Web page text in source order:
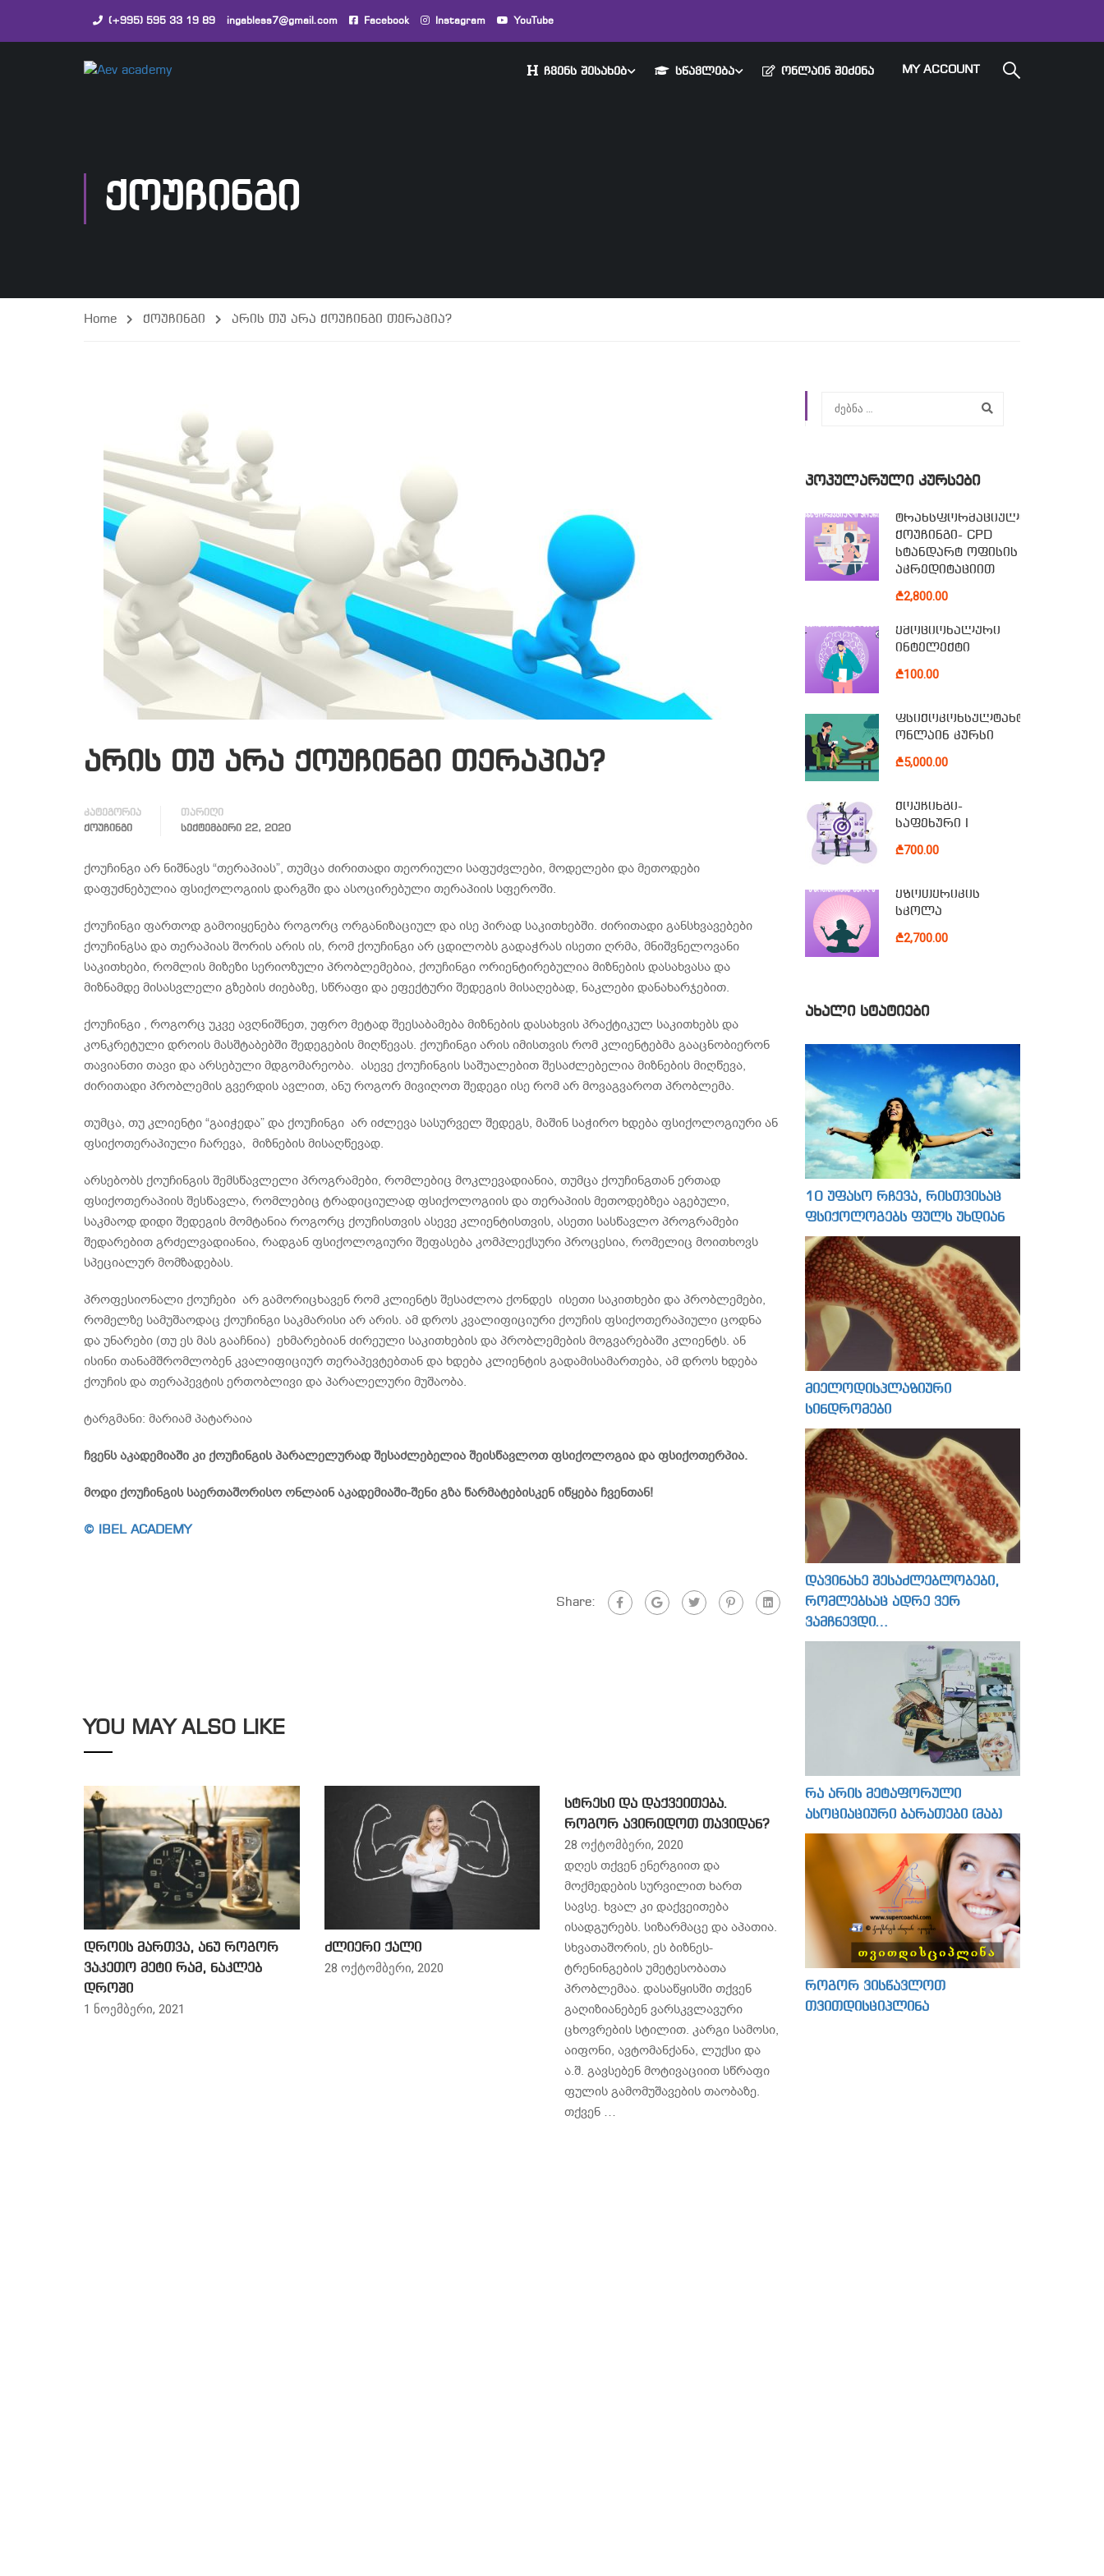
(+995) 595 33 19 89 ingabless7@gmail.com Facebook Instagram YouTube
ᲩᲕᲔᲜᲡ ᲨᲔᲡᲐᲮᲔᲑ ᲡᲬᲐᲕᲚᲔᲑᲐ ᲝᲜᲚᲐᲘᲜ ᲨᲔᲫᲔᲜᲐ MY ACCOUNT
ᲥᲝᲣᲩᲘᲜᲒᲘ
Home ქოუჩინგი არის თუ არა ქოუჩინგი თერაპია?
არის თუ არა ქოუჩინგი თერაპია?
კატეგორია
ᲥᲝᲣᲩᲘᲜᲒᲘ
თარიღი
ᲡᲔᲥᲢᲔᲛᲑᲔᲠᲘ 22, 2020
ქოუჩინგი არ ნიშნავს “თერაპიას”, თუმცა ძირითადი თეორიული საფუძვლები, მოდელები და მეთოდები
დაფუძნებულია ფსიქოლოგიის დარგში და ასოცირებული თერაპიის სფეროში.
ქოუჩინგი ფართოდ გამოიყენება როგორც ორგანიზაციულ და ისე პირად საკითხებში. ძირითადი განსხვავებები
ქოუჩინგსა და თერაპიას შორის არის ის, რომ ქოუჩინგი არ ცდილობს გადაჭრას ისეთი ღრმა, მნიშვნელოვანი
საკითხები, რომლის მიზეზი სერიოზული პრობლემებია, ქოუჩინგი ორიენტირებულია მიზნების დასახვასა და
მიზნამდე მისასვლელი გზების ძიებაზე, სწრაფი და ეფექტური შედეგის მისაღებად, ნაკლები დანახარჯებით.
ქოუჩინგი , როგორც უკვე ავღნიშნეთ, უფრო მეტად შეესაბამება მიზნების დასახვის პრაქტიკულ საკითხებს და
კონკრეტული დროის მასშტაბებში შედეგების მიღწევას. ქოუჩინგი არის იმისთვის რომ კლიენტებმა გააცნობიერონ
თავიანთი თავი და არსებული მდგომარეობა. ასევე ქოუჩინგის საშუალებით შესაძლებელია მიზნების მიღწევა,
ძირითადი პრობლემის გვერდის ავლით, ანუ როგორ მივიღოთ შედეგი ისე რომ არ მოვაგვაროთ პრობლემა.
თუმცა, თუ კლიენტი “გაიჭედა” და ქოუჩინგი არ იძლევა სასურველ შედეგს, მაშინ საჭირო ხდება ფსიქოლოგიური ან
ფსიქოთერაპიული ჩარევა, მიზნების მისაღწევად.
არსებობს ქოუჩინგის შემსწავლელი პროგრამები, რომლებიც მოკლევადიანია, თუმცა ქოუჩინგთან ერთად
ფსიქოთერაპიის შესწავლა, რომლებიც ტრადიციულად ფსიქოლოგიის და თერაპიის მეთოდებზეა აგებული,
საკმაოდ დიდი შედეგის მომტანია როგორც ქოუჩისთვის ასევე კლიენტისთვის, ასეთი სასწავლო პროგრამები
შედარებით გრძელვადიანია, რადგან ფსიქოლოგიური შეფასება კომპლექსური პროცესია, რომელიც მოითხოვს
სპეციალურ მომზადებას.
პროფესიონალი ქოუჩები არ გამორიცხავენ რომ კლიენტს შესაძლოა ქონდეს ისეთი საკითხები და პრობლემები,
რომელზე სამუშაოდაც ქოუჩინგი საკმარისი არ არის. ამ დროს კვალიფიციური ქოუჩის ფსიქოთერაპიული ცოდნა
და უნარები (თუ ეს მას გააჩნია) ეხმარებიან ძირეული საკითხების და პრობლემების მოგვარებაში კლიენტს. ან
ისინი თანამშრომლობენ კვალიფიციურ თერაპევტებთან და ხდება კლიენტის გადამისამართება, ამ დროს ხდება
ქოუჩის და თერაპევტის ერთობლივი და პარალელური მუშაობა.
ტარგმანი: მარიამ პატარაია
ჩვენს აკადემიაში კი ქოუჩინგის პარალელურად შესაძლებელია შეისწავლოთ ფსიქოლოგია და ფსიქოთერპია.
მოდი ქოუჩინგის საერთაშორისო ონლაინ აკადემიაში-შენი გზა წარმატებისკენ იწყება ჩვენთან!
© IBEL ACADEMY
Share:
YOU MAY ALSO LIKE
დროის მართვა, ანუ როგორ
ვაკეთო მეტი რამ, ნაკლებ
დროში
1 ნოემბერი, 2021
ძლიერი ქალი
28 ოქტომბერი, 2020
სტრესი და დაქვეითება.
როგორ ავირიდოთ თავიდან?
28 ოქტომბერი, 2020
დღეს თქვენ ენერგიით და
მოქმედების სურვილით ხართ
სავსე. ხვალ კი დაქვეითება
ისადგურებს. სიზარმაცე და აპათია.
სხვათაშორის, ეს ბიზნეს-
ტრენინგების უმეტესობათა
პრობლემაა. დასაწყისში თქვენ
გაღიზიანებენ ვარსკვლავური
ცხოვრების სტილით. კარგი სამოსი,
აიფონი, ავტომანქანა, ლუქსი და
ა.შ. გავსებენ მოტივაციით სწრაფი
ფულის გამომუშავების თაობაზე.
თქვენ …
ᲞᲝᲞᲣᲚᲐᲠᲣᲚᲘ ᲙᲣᲠᲡᲔᲑᲘ
ტრანსფორმაციული
ქოუჩინგი- CPD
სტანდარტ ოფისის
აკრედიტაციით
₾2,800.00
ემოციონალური
ინტელექტი
₾100.00
ფსიქოკონსულტანტის
ონლაინ კურსი
₾5,000.00
ქოუჩინგი-
საფეხური I
₾700.00
ეზოთერიკის
სკოლა
₾2,700.00
ᲐᲮᲐᲚᲘ ᲡᲢᲐᲢᲘᲔᲑᲘ
10 უფასო რჩევა, რისთვისაც
ფსიქოლოგებს ფულს უხდიან
მიელოდისპლაზიური
სინდრომები
დავინახე შესაძლებლობები,
რომლებსაც ადრე ვერ
ვამჩნევდი…
რა არის მეტაფორული
ასოციაციური ბარათები (მაბ)
როგორ ვისწავლოთ
თვითდისციპლინა